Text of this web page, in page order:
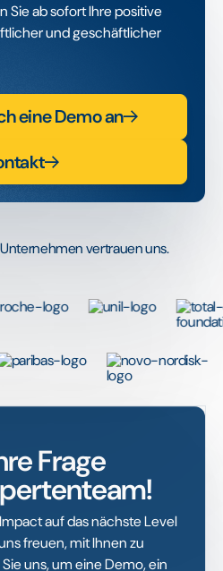
Sie ab sofort Ihre positive
und geschäftlicher
eine Demo an
vertrauen uns.
Frage
auf das nächste Level
freuen, mit Ihnen zu
uns, um eine Demo, ein